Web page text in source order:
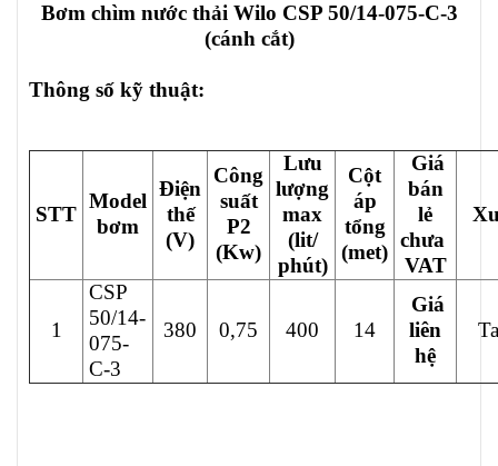
Bơm chìm nước thải Wilo CSP 50/14-075-C-3
(cánh cắt)
Thông số kỹ thuật:
STT
Model
bơm
Điện
thế
(V)
Công
suất
P2
(Kw)
Lưu
lượng
max
(lit/
phút)
Cột
áp
tổng
(met)
Giá
bán
lẻ
chưa
VAT
1
CSP
50/14-
075-
C-3
380 0,75 400 14
Giá
liên
hệ